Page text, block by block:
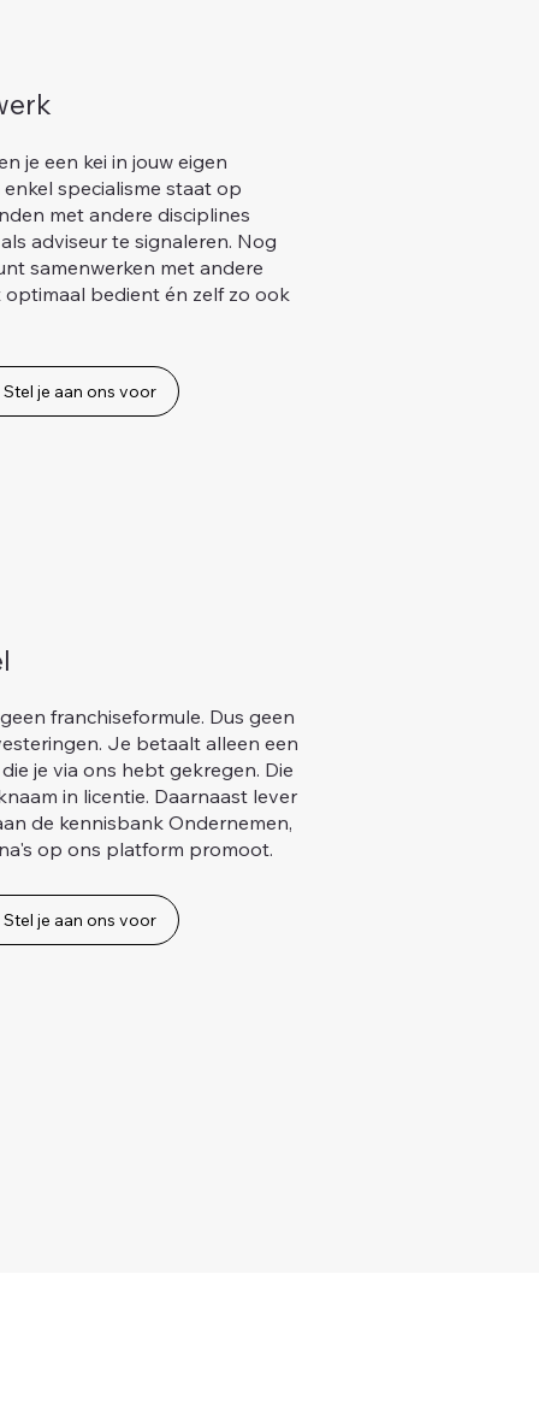
je een kei in jouw eigen
specialisme staat op
met andere disciplines
adviseur te signaleren. Nog
samenwerken met andere
optimaal bedient én zelf zo ook
Stel je aan ons voor
franchiseformule. Dus geen
Je betaalt alleen een
je via ons hebt gekregen. Die
in licentie. Daarnaast lever
de kennisbank Ondernemen,
op ons platform promoot.
Stel je aan ons voor